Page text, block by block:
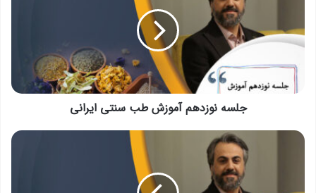
سنتی
ایرانی
جلسه نوزدهم آموزش طب سنتی ایرانی
جلسه